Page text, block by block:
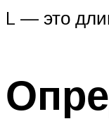
L — это